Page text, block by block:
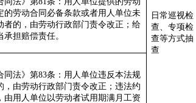
日常巡视检
查、专项检
查等方式抽
查
的劳动合同必备条款或者用人单位未
者的，由劳动行政部门责令改正；给
担赔偿责任。
同法》第83条 ：用人单位违反本法规
，由劳动行政部门责令改正；违法约
由用人单位以劳动者试用期满月工资